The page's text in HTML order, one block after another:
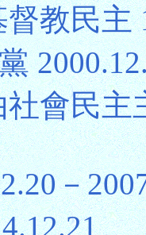
教民主
會民主
－